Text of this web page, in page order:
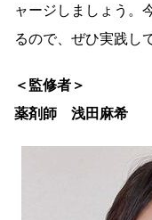
ャージしましょう。
るので、ぜひ実践し
＜監修者＞
薬剤師 浅田麻希